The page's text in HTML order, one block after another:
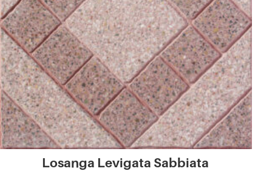
Losanga Levigata Sabbiata